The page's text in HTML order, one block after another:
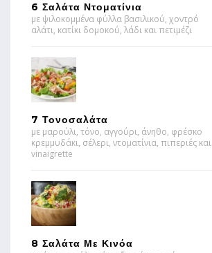
6 Σαλάτα Ντοματίνια
με ψιλοκομμένα φύλλα βασιλικού, χοντρό
αλάτι, κατίκι δομοκού, λάδι και πετιμέζι
7 Τονοσαλάτα
με μαρούλι, τόνο, αγγούρι, άνηθο, φρέσκο
κρεμμυδάκι, σέλερι, ντοματίνια, πιπεριές και
vinaigrette
8 Σαλάτα Με Κινόα